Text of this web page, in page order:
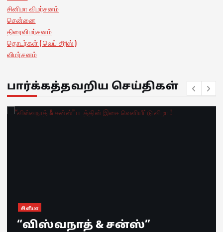
சினிமா விமர்சனம்
சென்னை
திரைவிமர்சனம்
தொடர்கள் ( வெப் சீரிஸ் )
விமர்சனம்
பார்க்கத்தவறிய செய்திகள்
சினிமா
“விஸ்வநாத் & சன்ஸ்”